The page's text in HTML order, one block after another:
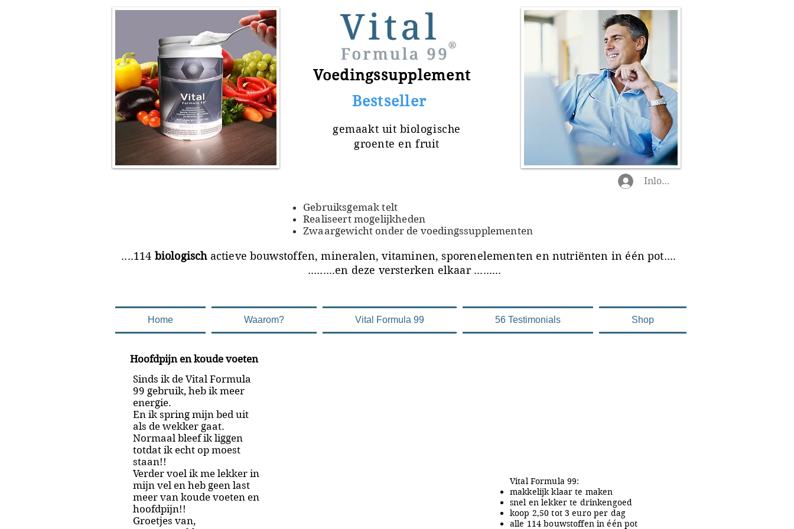
Voedingssupplement
​ Bestseller
gemaakt uit biologische
groente en fruit
Inloggen
Gebruiksgemak telt
Realiseert mogelijkheden
Zwaargewicht onder de voedingssupplementen
....114 biologisch actieve bouwstoffen, mineralen, vitaminen, sporenelementen en nutriënten in één pot....
.........en deze versterken elkaar .........
Home Waarom? Vital Formula 99 56 Testimonials Shop
Hoofdpijn en koude voeten
Sinds ik de Vital Formula
99 gebruik, heb ik meer
energie.
En ik spring mijn bed uit
als de wekker gaat.
Normaal bleef ik liggen
totdat ik echt op moest
staan!!
Verder voel ik me lekker in
mijn vel en heb geen last
meer van koude voeten en
hoofdpijn!!
Groetjes van,
Vital Formula 99:
makkelijk klaar te maken
snel en lekker te drinkengoed
koop 2,50 tot 3 euro per dag
alle 114 bouwstoffen in één pot